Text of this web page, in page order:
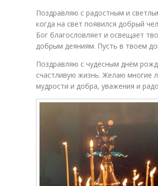
Поздравляю с радостным и
когда на свет появился добрый
Бог благословляет и освещает
добрым деяниям. Пусть в твоем
Поздравляю с чудесным днём
счастливую жизнь. Желаю многие
мудрости и добра, уважения и